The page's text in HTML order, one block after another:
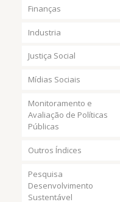
Finanças
Industria
Justiça Social
Mídias Sociais
Monitoramento e
Avaliação de Políticas
Públicas
Outros Índices
Pesquisa
Desenvolvimento
Sustentável